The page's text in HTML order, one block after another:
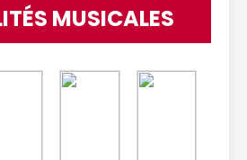
MUSICALES